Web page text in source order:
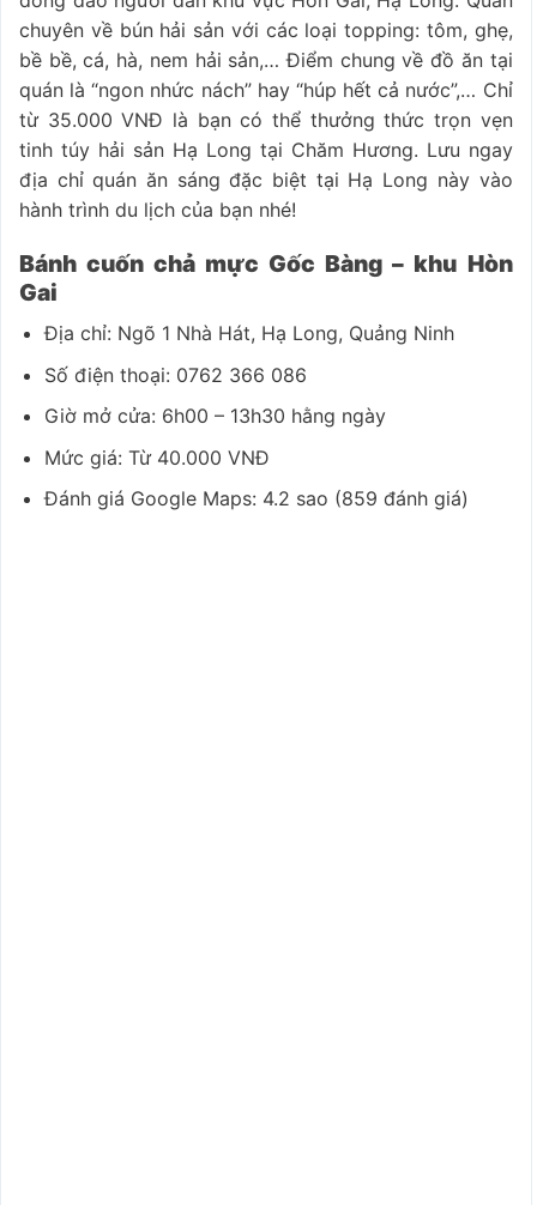
chuyên về bún hải sản với các loại topping: tôm, ghẹ,
bề bề, cá, hà, nem hải sản,… Điểm chung về đồ ăn tại
quán là “ngon nhức nách” hay “húp hết cả nước”,… Chỉ
từ 35.000 VNĐ là bạn có thể thưởng thức trọn vẹn
tinh túy hải sản Hạ Long tại Chăm Hương. Lưu ngay
địa chỉ quán ăn sáng đặc biệt tại Hạ Long này vào
hành trình du lịch của bạn nhé!
Bánh cuốn chả mực Gốc Bàng – khu Hòn
Gai
Địa chỉ: Ngõ 1 Nhà Hát, Hạ Long, Quảng Ninh
Số điện thoại: 0762 366 086
Giờ mở cửa: 6h00 – 13h30 hằng ngày
Mức giá: Từ 40.000 VNĐ
Đánh giá Google Maps: 4.2 sao (859 đánh giá)